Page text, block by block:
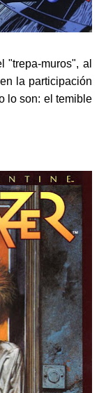
"trepa-muros", al
la participación
lo son: el temible